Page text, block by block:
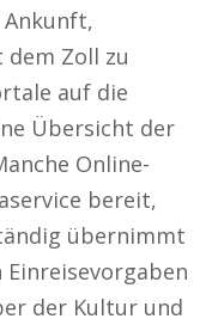
Ankunft,
Zoll zu
auf die
Übersicht der
Online-
bereit,
übernimmt
der Kultur und